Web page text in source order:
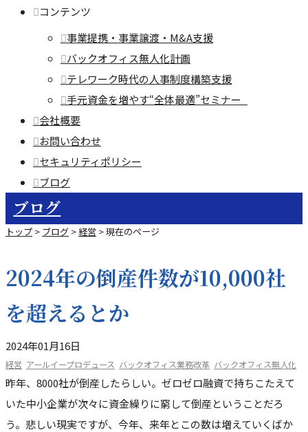
コンテンツ
事業提携・事業譲渡・M&A支援
バックオフィス無人化計画
テレワーク時代の人事制度構築支援
手元資金を増やす“全体最適”セミナー
会社概要
お問い合わせ
セキュリティポリシー
ブログ
ブログ
トップ > ブログ >経営 >現在のページ
2024年の倒産件数が10,000社
を超えるとか
2024年01月16日
経営 アールイープロデュース バックオフィス業務改革 バックオフィス無人化
昨年、8000社が倒産したらしい。ゼロゼロ融資で持ちこたえて
いた中小企業が次々に資金繰りに窮して倒産ということだろ
う。悲しい現実ですが、今年、来年とこの数は増えていくばか